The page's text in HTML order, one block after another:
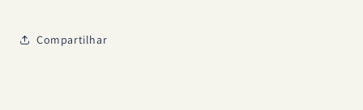
Compartilhar